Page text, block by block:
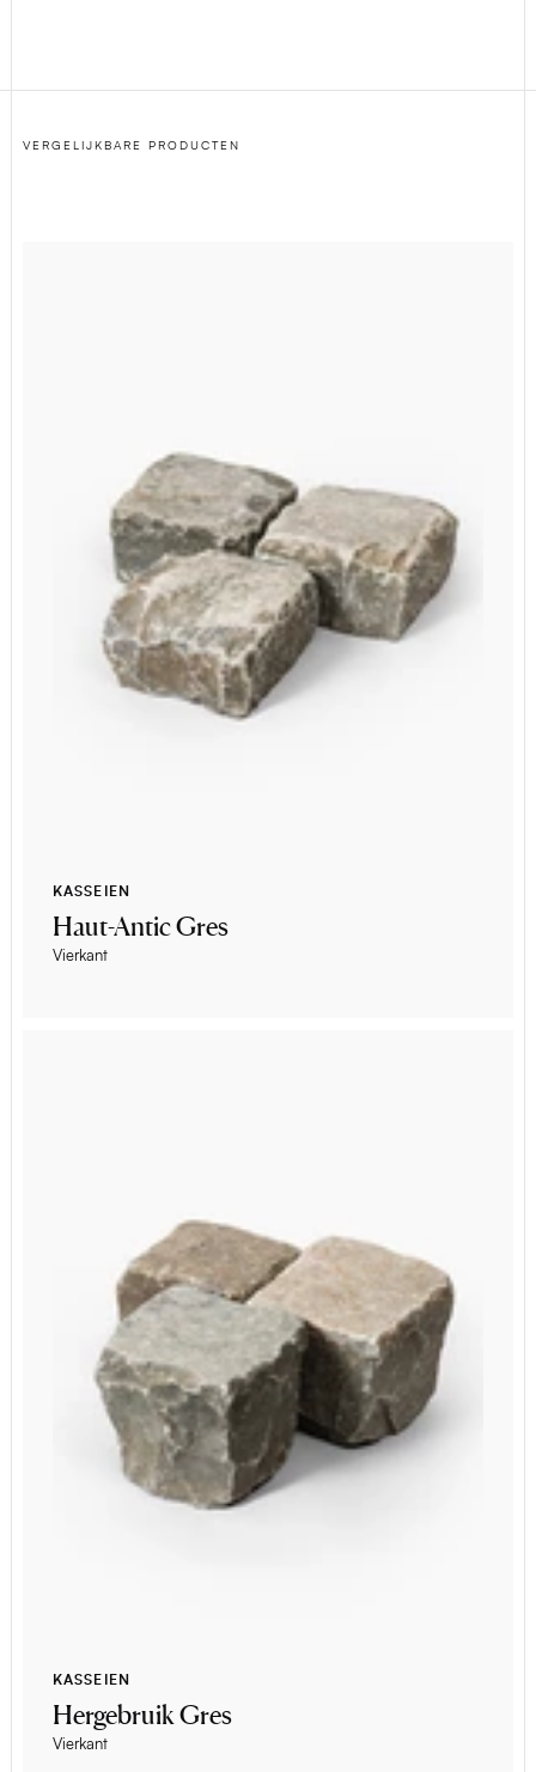
VERGELIJKBARE PRODUCTEN
KASSEIEN
Haut-Antic Gres
Vierkant
KASSEIEN
Hergebruik Gres
Vierkant